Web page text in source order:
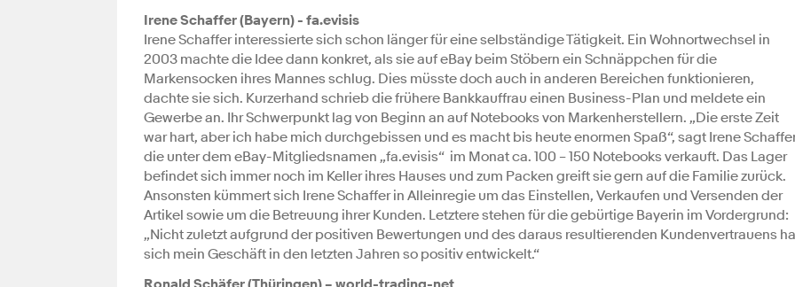
Irene Schaffer (Bayern) - fa.evisis
Irene Schaffer interessierte sich schon länger für eine selbständige Tätigkeit. Ein Wohnortwechsel in
2003 machte die Idee dann konkret, als sie auf eBay beim Stöbern ein Schnäppchen für die
Markensocken ihres Mannes schlug. Dies müsste doch auch in anderen Bereichen funktionieren,
dachte sie sich. Kurzerhand schrieb die frühere Bankkauffrau einen Business-Plan und meldete ein
Gewerbe an. Ihr Schwerpunkt lag von Beginn an auf Notebooks von Markenherstellern. „Die erste Zeit
war hart, aber ich habe mich durchgebissen und es macht bis heute enormen Spaß“, sagt Irene
die unter dem eBay-Mitgliedsnamen „fa.evisis“ im Monat ca. 100 – 150 Notebooks verkauft. Das Lager
befindet sich immer noch im Keller ihres Hauses und zum Packen greift sie gern auf die Familie zurück.
Ansonsten kümmert sich Irene Schaffer in Alleinregie um das Einstellen, Verkaufen und Versenden der
Artikel sowie um die Betreuung ihrer Kunden. Letztere stehen für die gebürtige Bayerin im Vordergrund:
„Nicht zuletzt aufgrund der positiven Bewertungen und des daraus resultierenden Kundenvertrauens
sich mein Geschäft in den letzten Jahren so positiv entwickelt.“